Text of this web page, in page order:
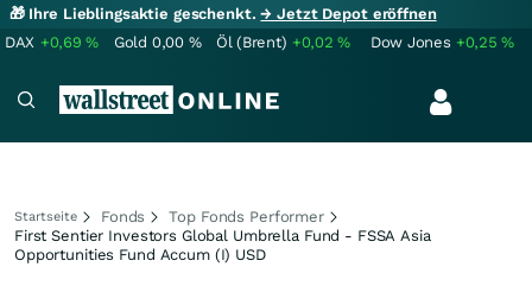
🎁 Ihre Lieblingsaktie geschenkt.→ Jetzt Depot eröffnen
DAX +0,69% Gold 0,00 % Öl (Brent) +0,02% Dow Jones +0,25%
Startseite Fonds
Top Fonds Performer
First Sentier Investors Global Umbrella Fund - FSSA Asia
Opportunities Fund Accum (I) USD